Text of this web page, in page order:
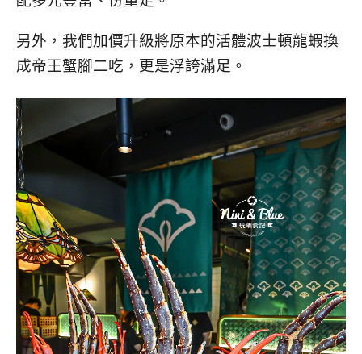
另外，我們加價升級將原本的活體波士頓龍蝦換
成帝王蟹腳二吃，更是浮誇滿足。